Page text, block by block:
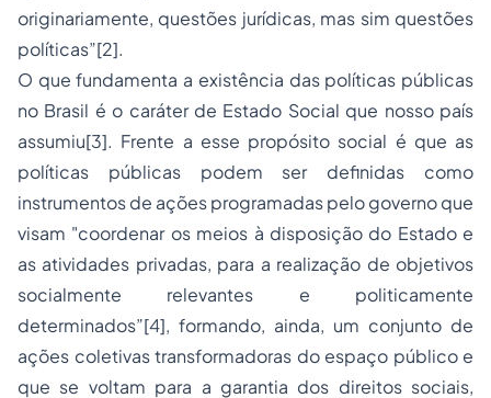
originariamente, questões jurídicas, mas sim questões
políticas”[2].
O que fundamenta a existência das políticas públicas
no Brasil é o caráter de Estado Social que nosso país
assumiu[3]. Frente a esse propósito social é que as
políticas públicas podem ser definidas como
instrumentos de ações programadas pelo governo que
visam "coordenar os meios à disposição do Estado e
as atividades privadas, para a realização de objetivos
socialmente relevantes e politicamente
determinados”[4], formando, ainda, um conjunto de
ações coletivas transformadoras do espaço público e
que se voltam para a garantia dos direitos sociais,